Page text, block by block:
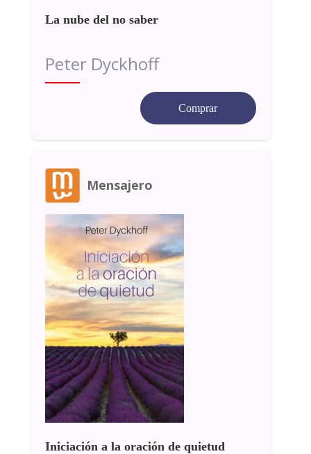
La nube del no saber
Peter Dyckhoff
Comprar
Mensajero
Iniciación a la oración de quietud